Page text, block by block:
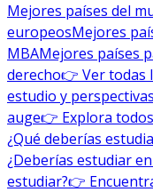
Mejores países del
europeosMejores
MBAMejores países
derecho👉 Ver todas
estudio y
auge👉 Explora
¿Qué deberías
¿Deberías estudiar
estudiar?👉